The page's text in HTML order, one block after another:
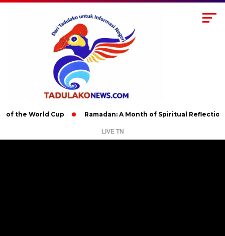
Cup Ramadan: A Month of Spiritual Reflection,
LIVE TN